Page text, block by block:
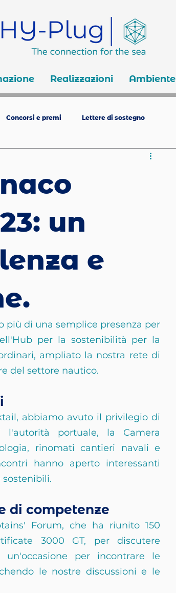
Realizzazioni Ambiente
Concorsi e premi Lettere di sostegno
un
e
più di una semplice presenza per
per la sostenibilità per la
ampliato la nostra rete di
del settore nautico.
abbiamo avuto il privilegio di
portuale, la Camera
rinomati cantieri navali e
hanno aperto interessanti
di competenze
Forum, che ha riunito 150
3000 GT, per discutere
per incontrare le
le nostre discussioni e le